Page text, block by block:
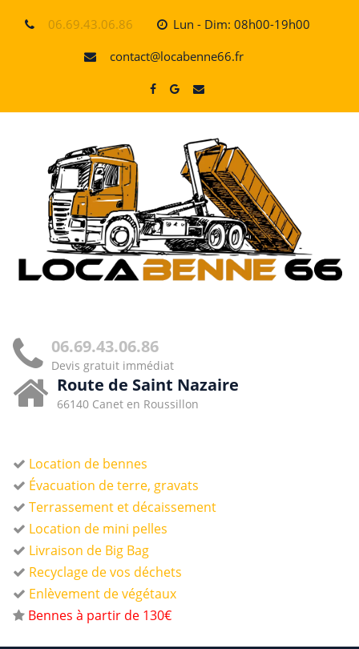
06.69.43.06.86
Lun - Dim: 08h00-19h00
contact@locabenne66.fr
06.69.43.06.86
Devis gratuit immédiat
Route de Saint Nazaire
66140 Canet en Roussillon
Location de bennes
Évacuation de terre, gravats
Terrassement et décaissement
Location de mini pelles
Livraison de Big Bag
Recyclage de vos déchets
Enlèvement de végétaux
Bennes à partir de 130€